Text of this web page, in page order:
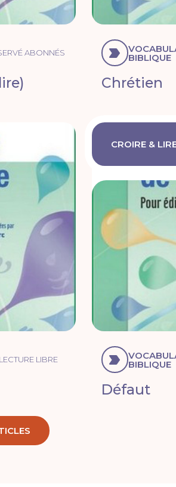
ABONNÉS BIBLIQUE
Chrétien
LIBRE
CROIRE &
BIBLIQUE
Défaut